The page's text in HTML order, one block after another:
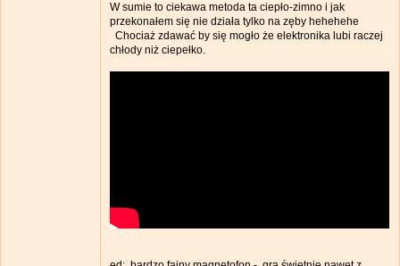
W sumie to ciekawa metoda ta ciepło-zimno i jak
przekonałem się nie działa tylko na zęby hehehehe
Chociaż zdawać by się mogło że elektronika lubi raczej
chłody niż ciepełko.